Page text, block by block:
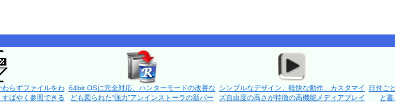
らずファイルをわ
ばやく参照できる
64bit OSに完全対応。ハンターモードの改善な
ども図られた“強力”アンインストーラの新バー
シンプルなデザイン、軽快な動作、カスタマイ
ズ自由度の高さが特徴の高機能メディアプレイ
日付ご
と